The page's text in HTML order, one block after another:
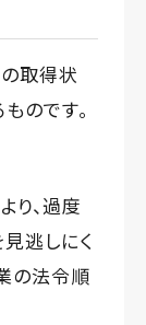
取得状
のです。
り、過度
逃しにく
の法令順